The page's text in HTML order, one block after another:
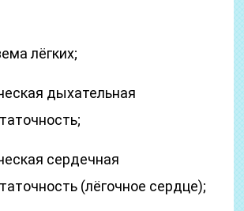
лёгких;
дыхательная
сердечная
(лёгочное сердце);